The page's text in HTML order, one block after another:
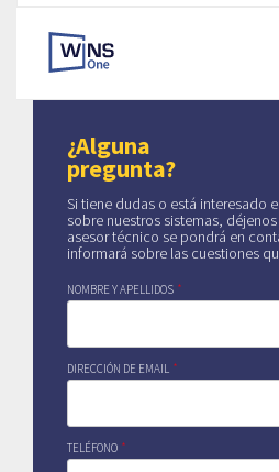
¿Alguna
pregunta?
Si tiene dudas o está interesado
sobre nuestros sistemas,
asesor técnico se pondrá en
informará sobre las cuestiones
NOMBRE Y APELLIDOS *
DIRECCIÓN DE EMAIL *
TELÉFONO *